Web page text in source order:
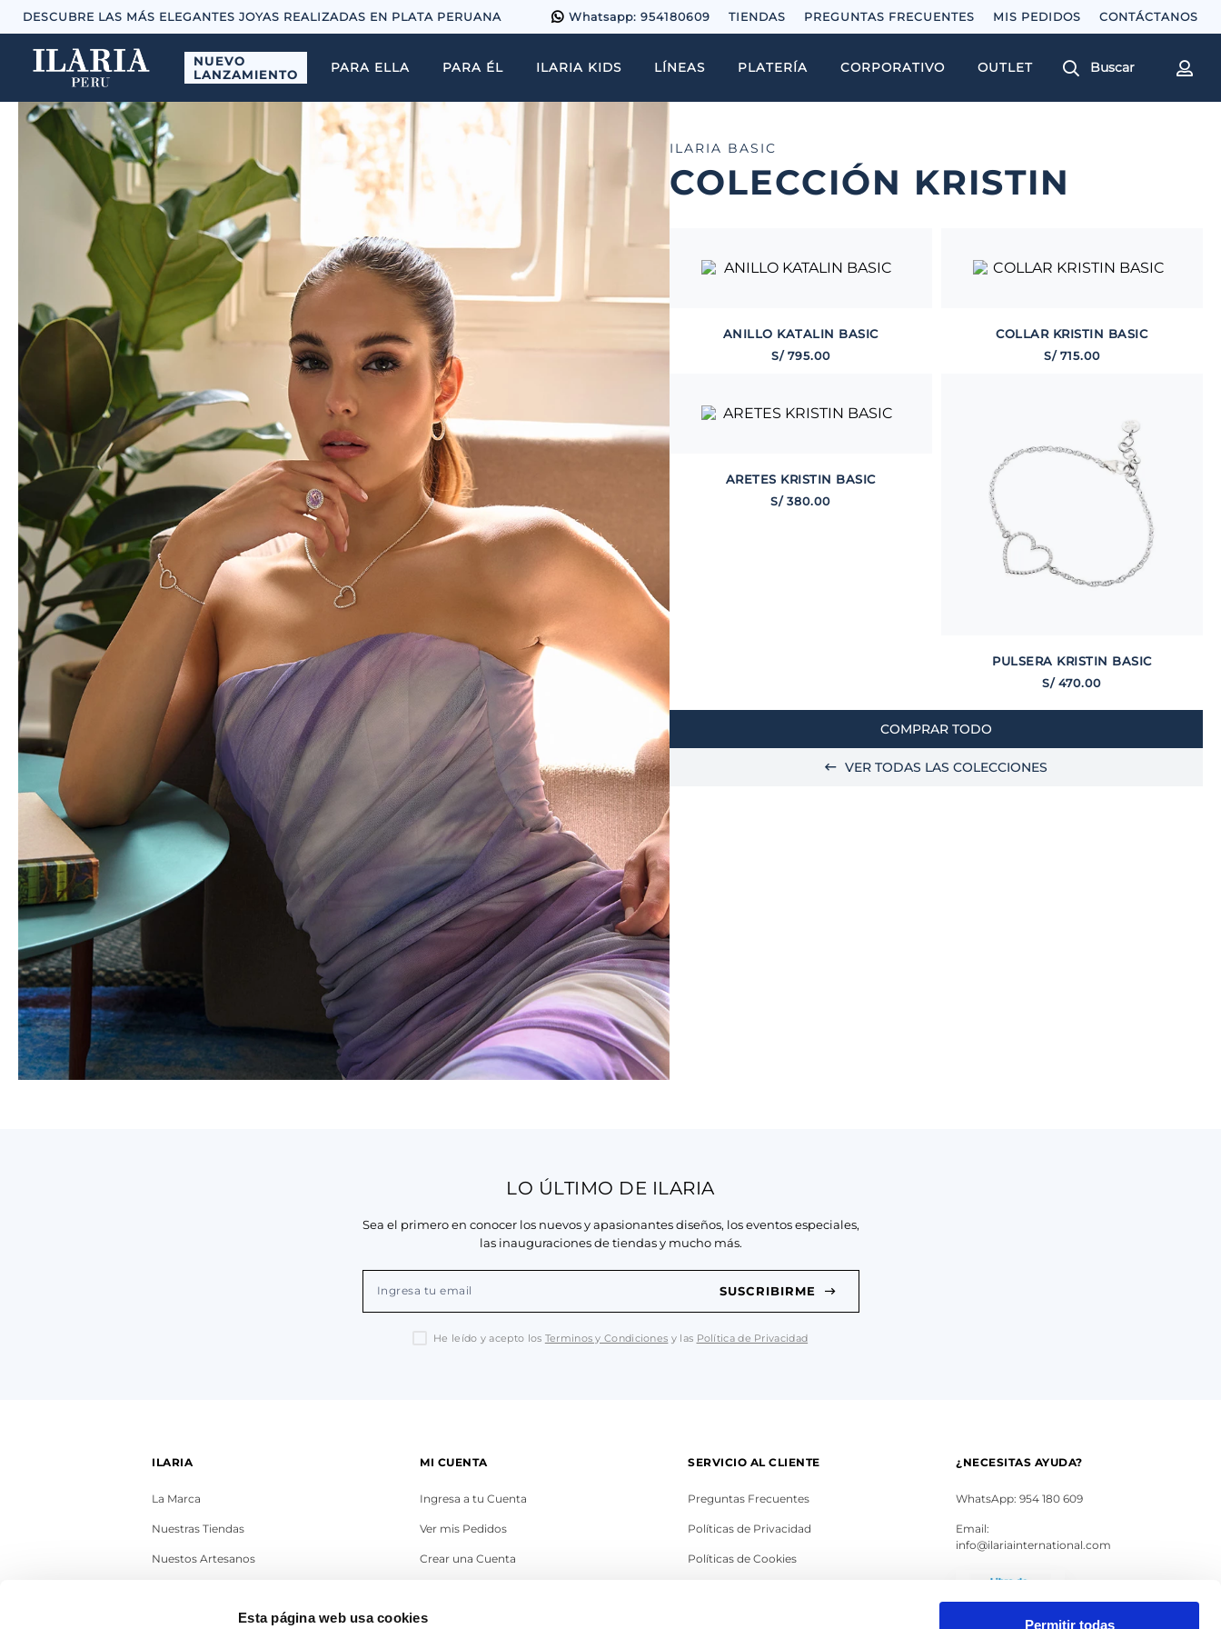
Esta página web usa cookies Permitir todas
DESCUBRE LAS MÁS ELEGANTES JOYAS REALIZADAS EN PLATA PERUANA Whatsapp: 954180609 TIENDAS PREGUNTAS FRECUENTES MIS PEDIDOS
NUEVO
LANZAMIENTO
PARA ELLA PARA ÉL ILARIA KIDS LÍNEAS PLATERÍA CORPORATIVO OUTLET Buscar
ILARIA BASIC
COLECCIÓN KRISTIN
ANILLO KATALIN BASIC
S/ 795.00
COLLAR KRISTIN BASIC
S/ 715.00
ARETES KRISTIN BASIC
S/ 380.00
PULSERA KRISTIN BASIC
S/ 470.00
COMPRAR TODO
VER TODAS LAS COLECCIONES
LO ÚLTIMO DE ILARIA
Sea el primero en conocer los nuevos y apasionantes diseños, los eventos especiales,
las inauguraciones de tiendas y mucho más.
SUSCRIBIRME
He leído y acepto los Terminos y Condiciones y las Política de Privacidad
ILARIA
La Marca
Nuestras Tiendas
Nuestos Artesanos
Trabaja con nosotros
MI CUENTA
Ingresa a tu Cuenta
Ver mis Pedidos
Crear una Cuenta
SERVICIO AL CLIENTE
Preguntas Frecuentes
Políticas de Privacidad
Políticas de Cookies
¿NECESITAS AYUDA?
WhatsApp: 954 180 609
Email:
info@ilariainternational.com